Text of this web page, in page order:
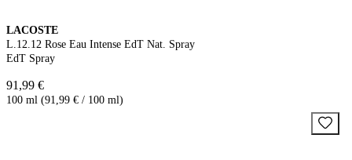
LACOSTE
L.12.12 Rose Eau Intense EdT Nat. Spray
EdT Spray
91,99 €
100 ml (91,99 € / 100 ml)